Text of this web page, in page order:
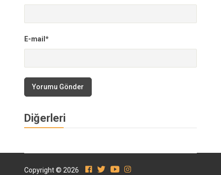
E-mail*
Yorumu Gönder
Diğerleri
Copyright © 2026